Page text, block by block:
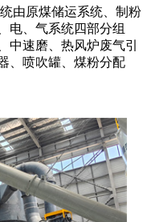
由原煤储运系统、制粉
电、气系统四部分组
中速磨、热风炉废气引
、喷吹罐、煤粉分配